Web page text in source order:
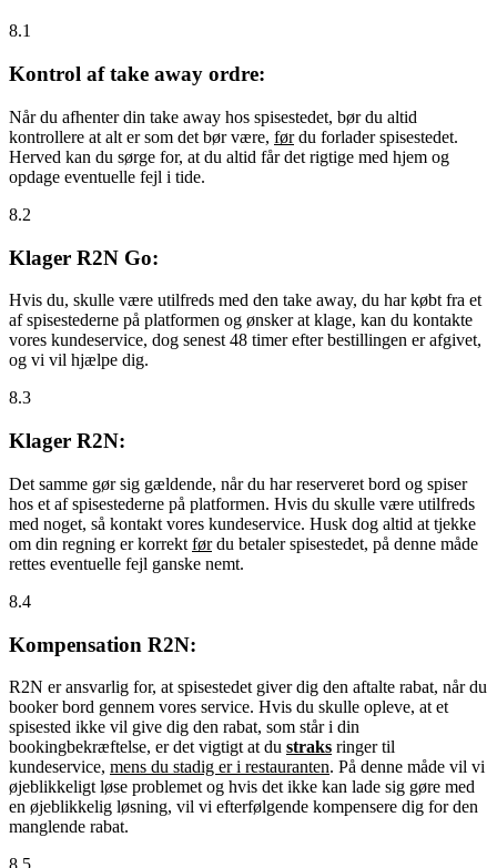
8.1
Kontrol af take away ordre:
Når du afhenter din take away hos spisestedet, bør du altid
kontrollere at alt er som det bør være, førdu forlader spisestedet.
Herved kan du sørge for, at du altid får det rigtige med hjem og
opdage eventuelle fejl i tide.
8.2
Klager R2N Go:
Hvis du, skulle være utilfreds med den take away, du har købt fra et
af spisestederne på platformen og ønsker at klage, kan du kontakte
vores kundeservice, dog senest 48 timer efter bestillingen er afgivet,
og vi vil hjælpe dig.
8.3
Klager R2N:
Det samme gør sig gældende, når du har reserveret bord og spiser
hos et af spisestederne på platformen. Hvis du skulle være utilfreds
med noget, så kontakt vores kundeservice. Husk dog altid at tjekke
om din regning er korrekt førdu betaler spisestedet, på denne måde
rettes eventuelle fejl ganske nemt.
8.4
Kompensation R2N:
R2N er ansvarlig for, at spisestedet giver dig den aftalte rabat, når du
booker bord gennem vores service. Hvis du skulle opleve, at et
spisested ikke vil give dig den rabat, som står i din
bookingbekræftelse, er det vigtigt at du straks ringer til
kundeservice, mens du stadig er i restauranten. På denne måde vil vi
øjeblikkeligt løse problemet og hvis det ikke kan lade sig gøre med
en øjeblikkelig løsning, vil vi efterfølgende kompensere dig for den
manglende rabat.